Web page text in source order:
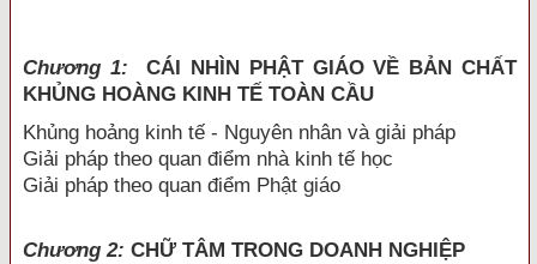
Chương 1:
CÁI NHÌN PHẬT GIÁO VỀ BẢN CHẤT
KHỦNG HOÀNG KINH TẾ TOÀN CẦU
Khủng hoảng kinh tế - Nguyên nhân và giải pháp
Giải pháp theo quan điểm nhà kinh tế học
Giải pháp theo quan điểm Phật giáo
Chương 2: CHỮ TÂM TRONG DOANH NGHIỆP